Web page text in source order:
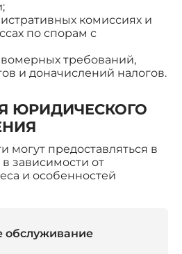
комиссиях и
по спорам с
требований,
и доначислений налогов.
ЮРИДИЧЕСКОГО
могут предоставляться в
зависимости от
и особенностей
обслуживание